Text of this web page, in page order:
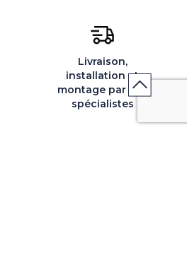
Livraison,
installation et
montage par des
spécialistes